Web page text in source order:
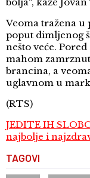
bolja“, kaže
Veoma tražena
poput dimljenog
nešto veće.
mahom
brancina, a
uglavnom u
(RTS)
JEDITE IH
najbolje i
TAGOVI